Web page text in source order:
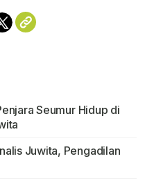
Seumur Hidup di
Juwita, Pengadilan